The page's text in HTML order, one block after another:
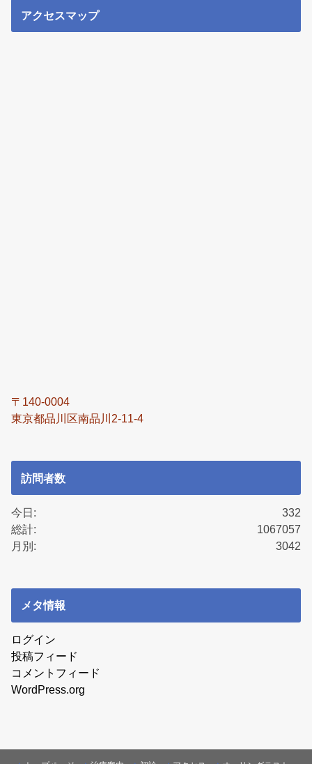
アクセスマップ
〒140-0004
東京都品川区南品川2-11-4
訪問者数
332
今日:
1067057
総計:
3042
月別:
メタ情報
ログイン
投稿フィード
コメントフィード
WordPress.org